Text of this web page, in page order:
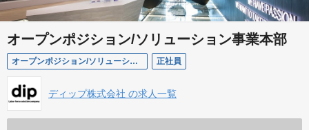
オープンポジション/ソリューション事業本部
オープンポジション/ソリューション事業本部 正社員
ディップ株式会社 の求人一覧